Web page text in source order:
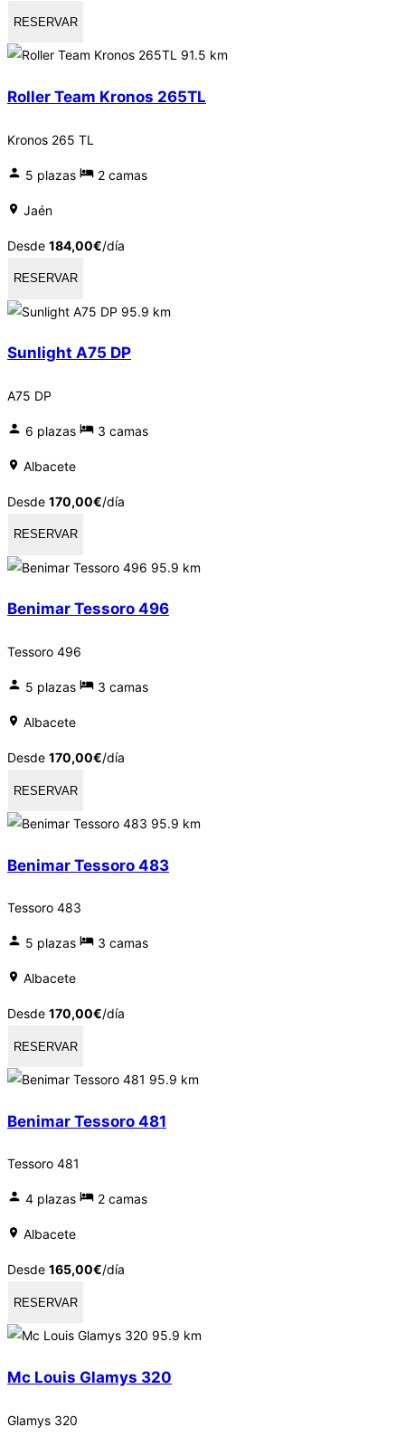
RESERVAR
91.5 km
Roller Team Kronos 265TL
Kronos 265 TL
5 plazas 2 camas
Jaén
Desde 184,00€/día
RESERVAR
95.9 km
Sunlight A75 DP
A75 DP
6 plazas 3 camas
Albacete
Desde 170,00€/día
RESERVAR
95.9 km
Benimar Tessoro 496
Tessoro 496
5 plazas 3 camas
Albacete
Desde 170,00€/día
RESERVAR
95.9 km
Benimar Tessoro 483
Tessoro 483
5 plazas 3 camas
Albacete
Desde 170,00€/día
RESERVAR
95.9 km
Benimar Tessoro 481
Tessoro 481
4 plazas 2 camas
Albacete
Desde 165,00€/día
RESERVAR
95.9 km
Mc Louis Glamys 320
Glamys 320